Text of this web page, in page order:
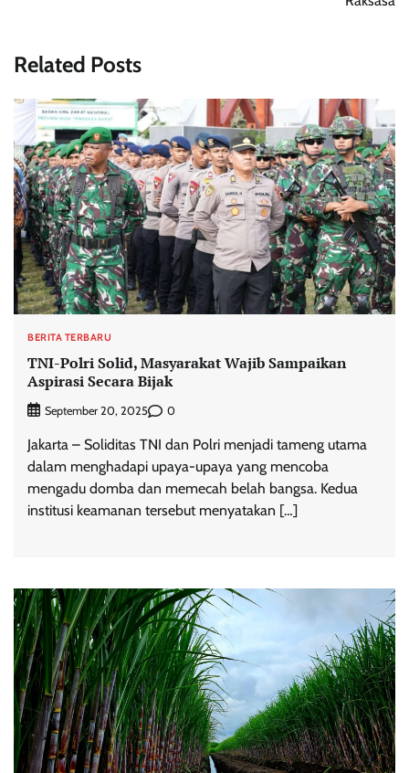
Related Posts
BERITA TERBARU
TNI-Polri Solid, Masyarakat Wajib Sampaikan
Aspirasi Secara Bijak
September 20, 2025 0
Jakarta – Soliditas TNI dan Polri menjadi tameng utama
dalam menghadapi upaya-upaya yang mencoba
mengadu domba dan memecah belah bangsa. Kedua
institusi keamanan tersebut menyatakan […]